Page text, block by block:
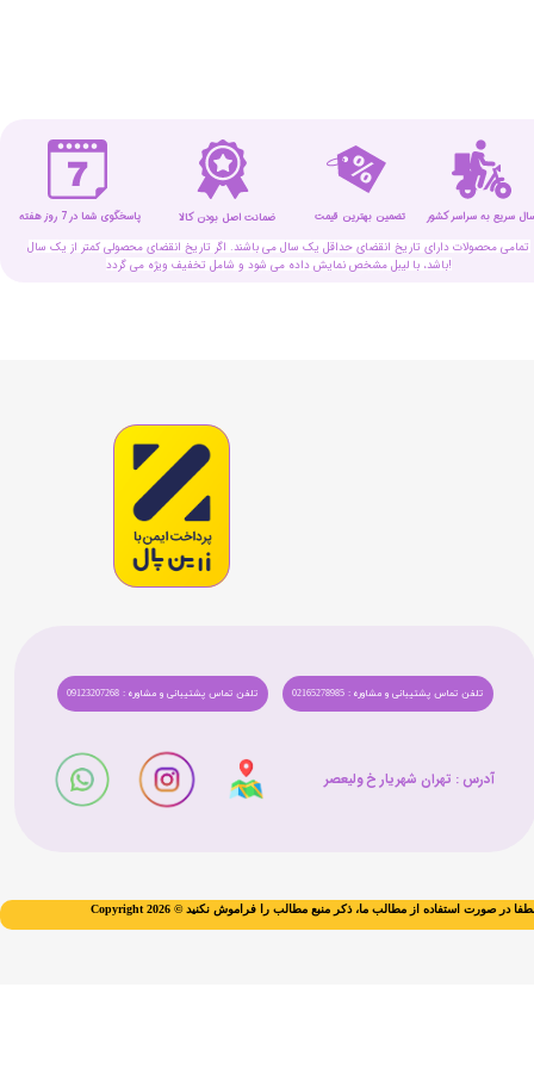
تمامی محصولات دارای تاریخ انقضای حداقل یک سال می باشند. اگر تاریخ انقضای محصولی کمتر از یک سال
باشد، با لیبل مشخص نمایش داده می شود و شامل تخفیف ویژه می گردد!
ضمانت اصل بودن کالا تضمین بهترین قیمت پاسخگوی شما در 7 روز هفته سریع به سراسر کشور
تلفن تماس پشتیبانی و مشاوره : 09123207268 تلفن تماس پشتیبانی و مشاوره : 02165278985
آدرس : تهران شهریار خ ولیعصر​​​​​​​